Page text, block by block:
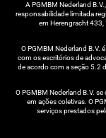
A PGMBM Nederland
responsabilidade limitada
em Herengracht
O PGMBM Nederland B.V.
com os escritórios de
de acordo com a seção 5.2
O PGMBM Nederland B.V.
em ações coletivas. O
serviços prestados